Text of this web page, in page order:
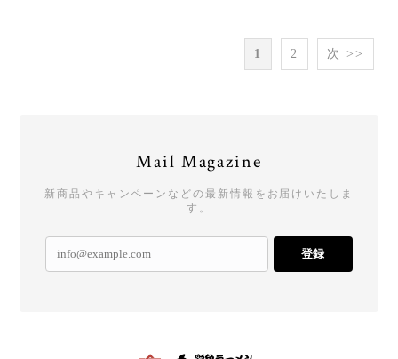
1 2 次 >>
Mail Magazine
新商品やキャンペーンなどの最新情報をお届けいたしま
す。
登録